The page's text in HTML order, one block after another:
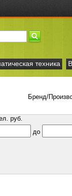
техника
Бренд/
руб.
до